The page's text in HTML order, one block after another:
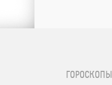
ГОРОСКОПЫ